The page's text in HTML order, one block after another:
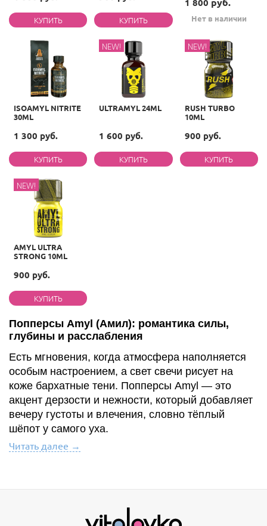
1 800
Нет в наличии
ISOAMYL NITRITE
30ML
1 300 руб.
NEW!
ULTRAMYL 24ML
1 600 руб.
NEW!
RUSH TURBO
10ML
900 руб.
NEW!
AMYL ULTRA
STRONG 10ML
900 руб.
Попперсы Amyl (Амил): романтика силы,
глубины и расслабления
Есть мгновения, когда атмосфера наполняется
особым настроением, а свет свечи рисует на
коже бархатные тени. Попперсы Amyl — это
акцент дерзости и нежности, который добавляет
вечеру густоты и влечения, словно тёплый
шёпот у самого уха.
Читать далее →